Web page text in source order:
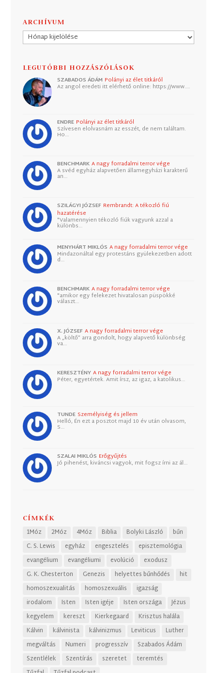
ARCHÍVUM
Archívum
LEGUTÓBBI HOZZÁSZÓLÁSOK
SZABADOS ÁDÁM Polányi az élet titkáról
Az angol eredeti itt elérhető online: https://www.…
ENDRE Polányi az élet titkáról
Szívesen elolvasnám az esszét, de nem találtam.
Ho…
BENCHMARK A nagy forradalmi terror vége
A svéd egyház alapvetően államegyházi karakterű
an…
SZILÁGYI JÓZSEF Rembrandt: A tékozló fiú
hazatérése
"Valamennyien tékozló fiúk vagyunk azzal a
különbs…
MENYHÁRT MIKLÓS A nagy forradalmi terror vége
Mindazonáltal egy protestáns gyülekezetben adott
d…
BENCHMARK A nagy forradalmi terror vége
"amikor egy felekezet hivatalosan püspökké
választ…
X. JÓZSEF A nagy forradalmi terror vége
A „költő” arra gondolt, hogy alapvető különbség
va…
KERESZTÉNY A nagy forradalmi terror vége
Péter, egyetértek. Amit írsz, az igaz, a katolikus…
TUNDE Személyiség és jellem
Helló, Én ezt a posztot majd 10 év után olvasom,
S…
SZALAI MIKLÓS Erőgyűjtés
Jó pihenést, kiváncsi vagyok, mit fogsz írni az ál…
CÍMKÉK
1Móz 2Móz 4Móz Biblia Bolyki László
bűn
C. S. Lewis
egyház engesztelés
episztemológia
evangélium
evangéliumi evolúció
exodusz
G. K. Chesterton
Genezis helyettes bűnhődés
hit
homoszexualitás
homoszexuális
igazság
irodalom
Isten Isten igéje Isten országa
Jézus
kegyelem
kereszt Kierkegaard
Krisztus halála
Kálvin
kálvinista kálvinizmus Leviticus
Luther
megváltás
Numeri progresszív
Szabados Ádám
Szentlélek
Szentírás szeretet
teremtés